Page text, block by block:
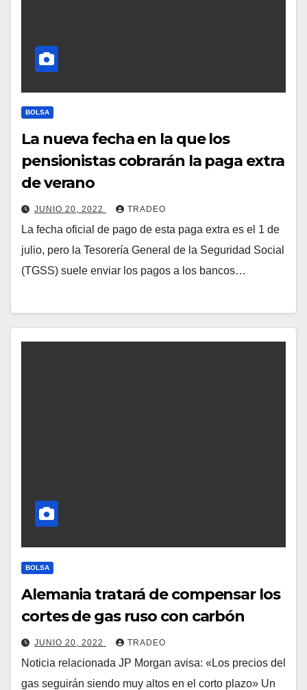
BOLSA
La nueva fecha en la que los
pensionistas cobrarán la paga extra
de verano
JUNIO 20, 2022 TRADEO
La fecha oficial de pago de esta paga extra es el 1 de
julio, pero la Tesorería General de la Seguridad Social
(TGSS) suele enviar los pagos a los bancos…
BOLSA
Alemania tratará de compensar los
cortes de gas ruso con carbón
JUNIO 20, 2022 TRADEO
Noticia relacionada JP Morgan avisa: «Los precios del
gas seguirán siendo muy altos en el corto plazo» Un